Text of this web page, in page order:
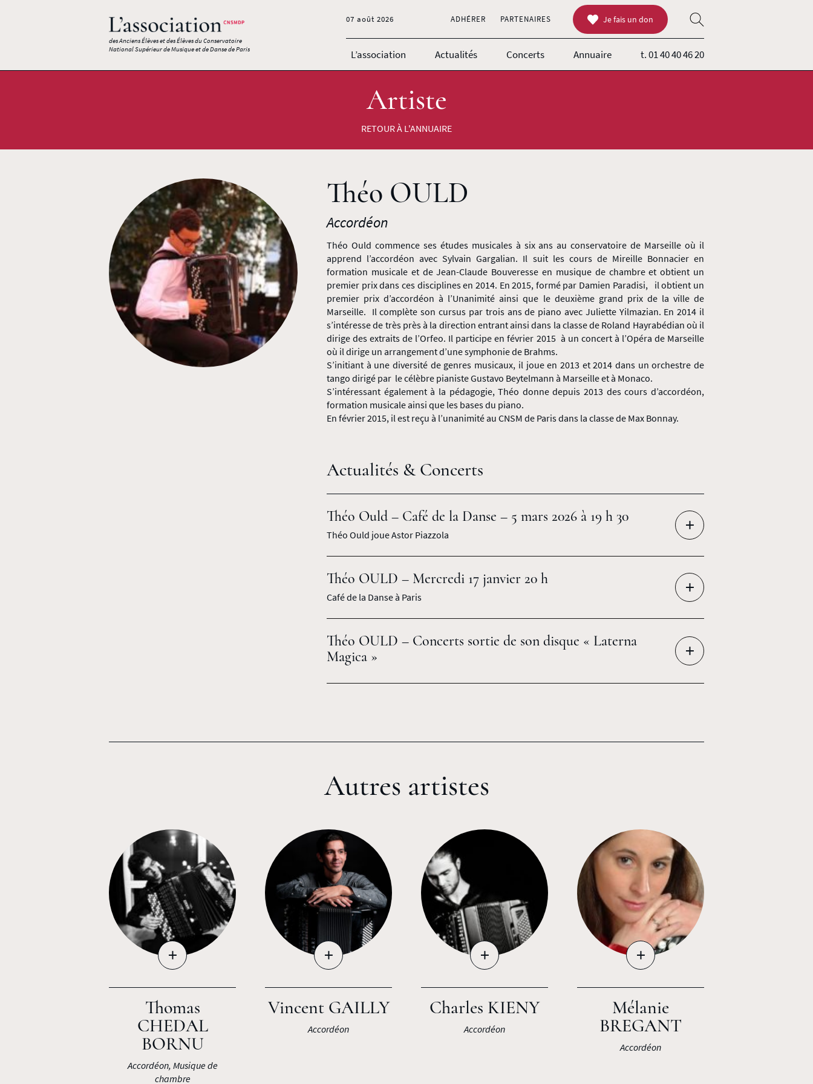
des Anciens Élèves et des Élèves du Conservatoire
National Supérieur de Musique et de Danse de Paris
L’association Actualités Concerts Annuaire t. 01 40 40 46 20
07 août 2026 ADHÉRER PARTENAIRES Je fais un don
Artiste
RETOUR À L'ANNUAIRE
Théo OULD
Accordéon
Théo Ould commence ses études musicales à six ans au conservatoire de Marseille où il
apprend l’accordéon avec Sylvain Gargalian. Il suit les cours de Mireille Bonnacier en
formation musicale et de Jean-Claude Bouveresse en musique de chambre et obtient un
premier prix dans ces disciplines en 2014. En 2015, formé par Damien Paradisi, il obtient un
premier prix d’accordéon à l’Unanimité ainsi que le deuxième grand prix de la ville de
Marseille. Il complète son cursus par trois ans de piano avec Juliette Yilmazian. En 2014 il
s’intéresse de très près à la direction entrant ainsi dans la classe de Roland Hayrabédian où il
dirige des extraits de l’Orfeo. Il participe en février 2015 à un concert à l’Opéra de Marseille
où il dirige un arrangement d’une symphonie de Brahms.
S’initiant à une diversité de genres musicaux, il joue en 2013 et 2014 dans un orchestre de
tango dirigé par le célèbre pianiste Gustavo Beytelmann à Marseille et à Monaco.
S’intéressant également à la pédagogie, Théo donne depuis 2013 des cours d’accordéon,
formation musicale ainsi que les bases du piano.
En février 2015, il est reçu à l’unanimité au CNSM de Paris dans la classe de Max Bonnay.
Actualités & Concerts
Théo Ould – Café de la Danse – 5 mars 2026 à 19 h 30
Théo Ould joue Astor Piazzola +
Théo OULD – Mercredi 17 janvier 20 h
Café de la Danse à Paris +
Théo OULD – Concerts sortie de son disque « Laterna
Magica »
+
Autres artistes
+
Thomas
CHEDAL
BORNU
Accordéon, Musique de
chambre
+
Vincent GAILLY
Accordéon
+
Charles KIENY
Accordéon
+
Mélanie
BREGANT
Accordéon